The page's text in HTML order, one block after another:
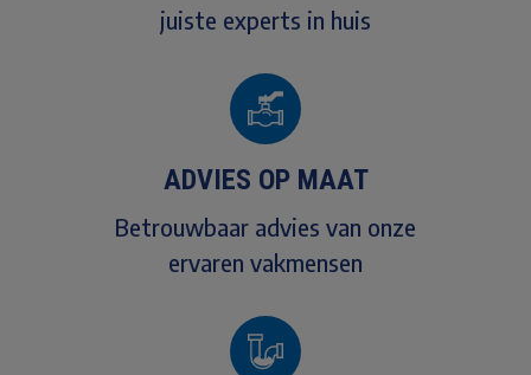
juiste experts in huis
ADVIES OP MAAT
Betrouwbaar advies van onze
ervaren vakmensen